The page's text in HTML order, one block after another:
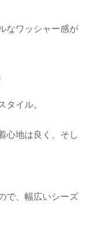
なワッシャー感が
イル。
心地は良く、そし
で、幅広いシーズ